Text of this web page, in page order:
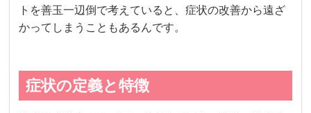
トを善玉一辺倒で考えていると、症状の改善から遠ざ
かってしまうこともあるんです。
症状の定義と特徴